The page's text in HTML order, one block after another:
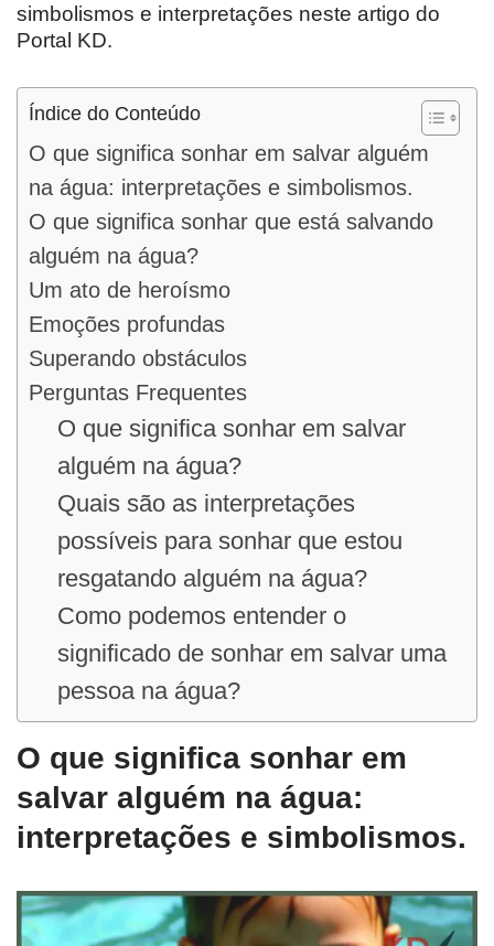
simbolismos e interpretações neste artigo do
Portal KD.
Índice do Conteúdo
O que significa sonhar em salvar alguém
na água: interpretações e simbolismos.
O que significa sonhar que está salvando
alguém na água?
Um ato de heroísmo
Emoções profundas
Superando obstáculos
Perguntas Frequentes
O que significa sonhar em salvar
alguém na água?
Quais são as interpretações
possíveis para sonhar que estou
resgatando alguém na água?
Como podemos entender o
significado de sonhar em salvar uma
pessoa na água?
O que significa sonhar em
salvar alguém na água:
interpretações e simbolismos.